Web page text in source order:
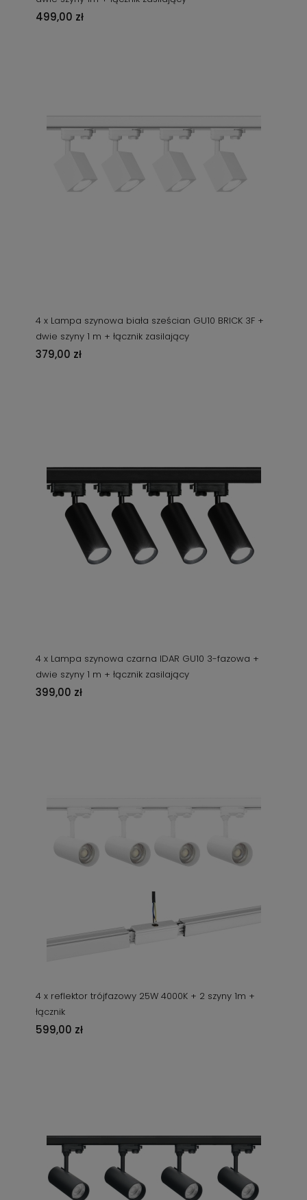
499,00 zł
4 x Lampa szynowa biała sześcian GU10 BRICK 3F +
dwie szyny 1 m + łącznik zasilający
379,00 zł
4 x Lampa szynowa czarna IDAR GU10 3-fazowa +
dwie szyny 1 m + łącznik zasilający
399,00 zł
4 x reflektor trójfazowy 25W 4000K + 2 szyny 1m +
łącznik
599,00 zł